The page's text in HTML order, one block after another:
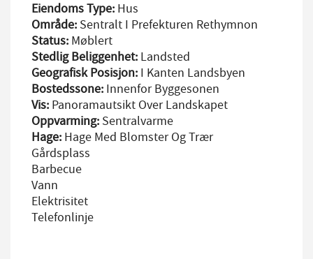
Eiendoms Type: Hus
Område: Sentralt I Prefekturen Rethymnon
Status: Møblert
Stedlig Beliggenhet: Landsted
Geografisk Posisjon: I Kanten Landsbyen
Bostedssone: Innenfor Byggesonen
Vis: Panoramautsikt Over Landskapet
Oppvarming: Sentralvarme
Hage: Hage Med Blomster Og Trær
Gårdsplass
Barbecue
Vann
Elektrisitet
Telefonlinje